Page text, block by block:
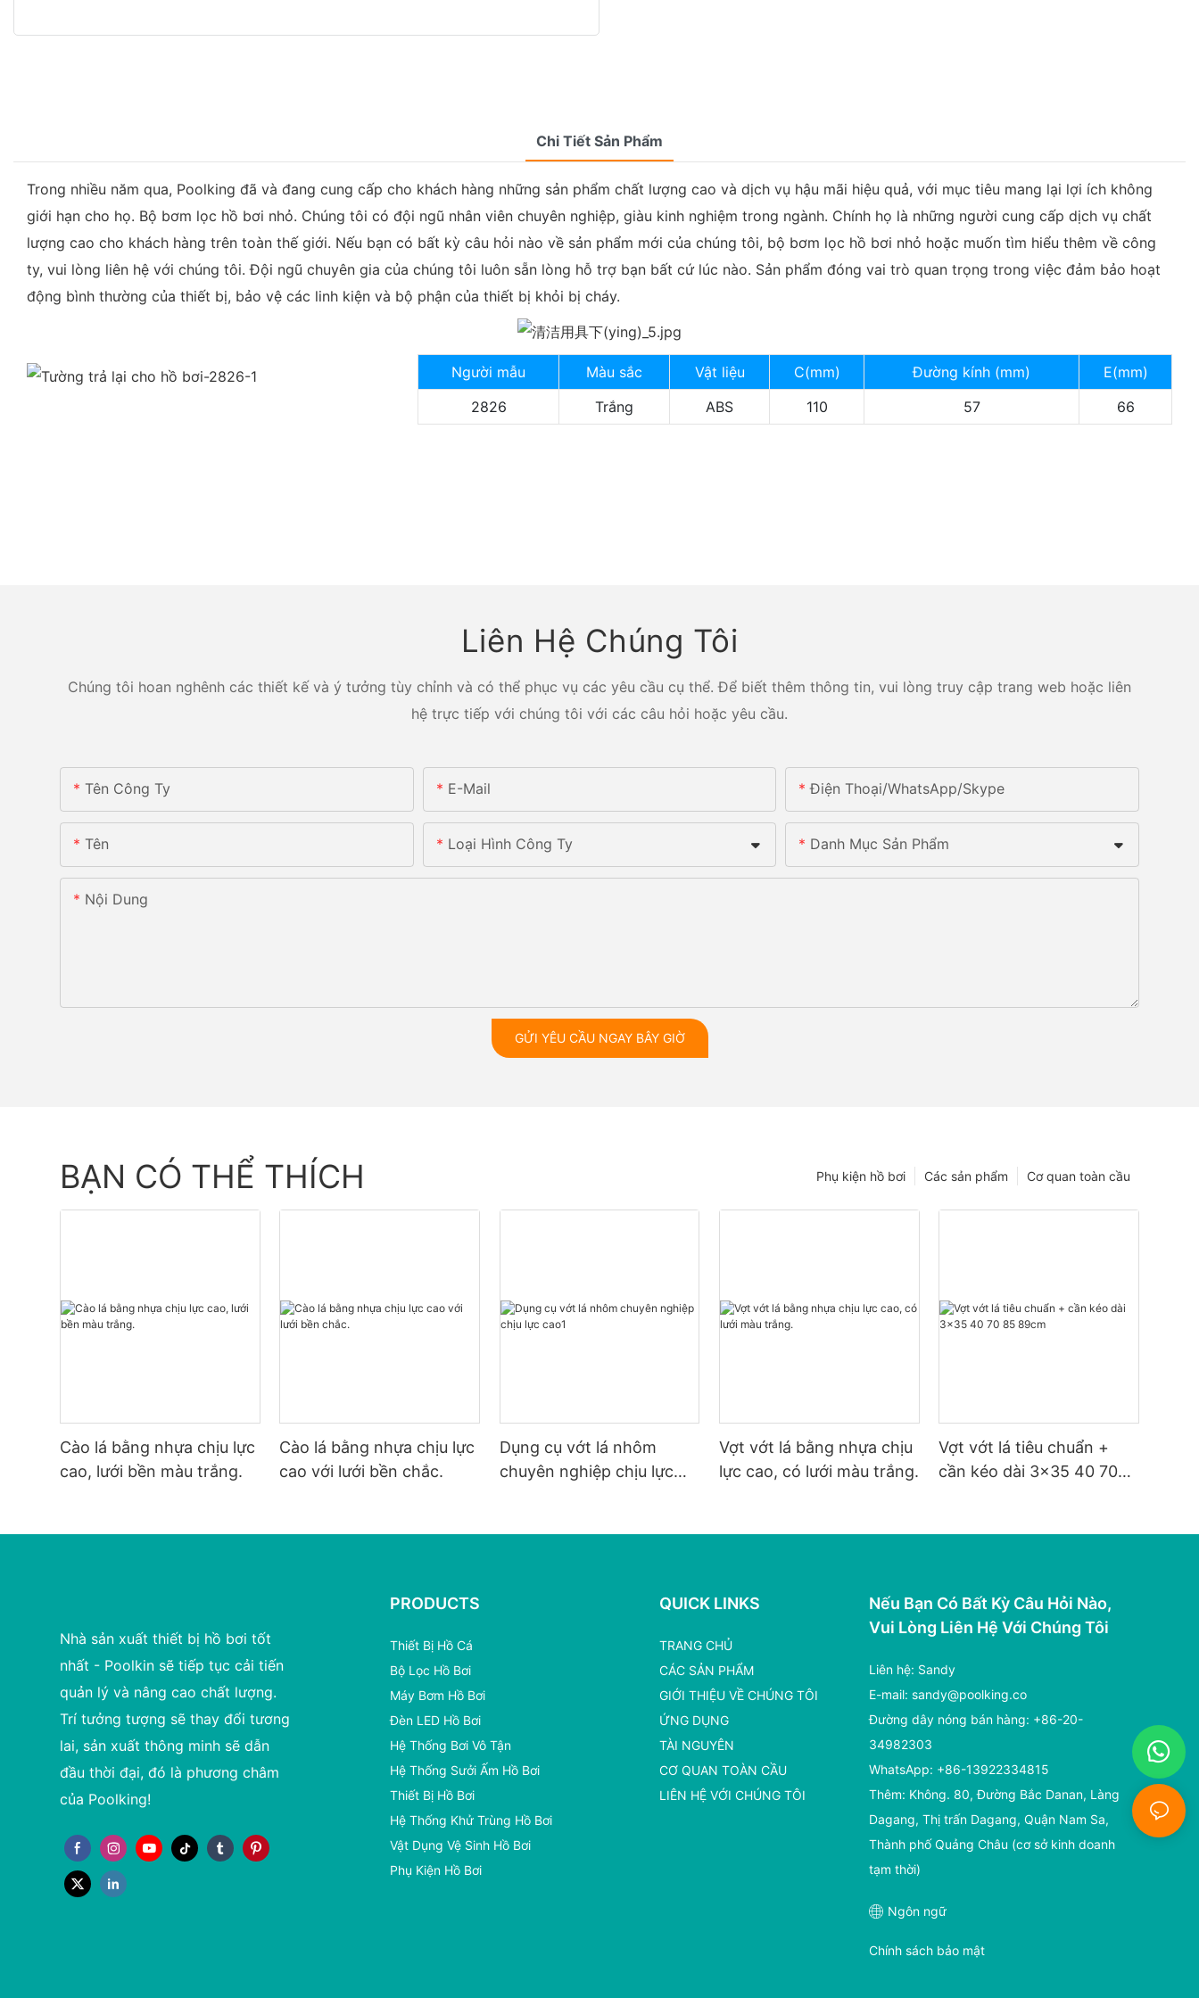
Chi Tiết Sản Phẩm
Trong nhiều năm qua, Poolking đã và đang cung cấp cho khách hàng những sản phẩm chất lượng cao và dịch vụ hậu mãi hiệu quả, với mục tiêu mang lại lợi ích không
giới hạn cho họ. Bộ bơm lọc hồ bơi nhỏ. Chúng tôi có đội ngũ nhân viên chuyên nghiệp, giàu kinh nghiệm trong ngành. Chính họ là những người cung cấp dịch vụ chất
lượng cao cho khách hàng trên toàn thế giới. Nếu bạn có bất kỳ câu hỏi nào về sản phẩm mới của chúng tôi, bộ bơm lọc hồ bơi nhỏ hoặc muốn tìm hiểu thêm về công
ty, vui lòng liên hệ với chúng tôi. Đội ngũ chuyên gia của chúng tôi luôn sẵn lòng hỗ trợ bạn bất cứ lúc nào. Sản phẩm đóng vai trò quan trọng trong việc đảm bảo hoạt
động bình thường của thiết bị, bảo vệ các linh kiện và bộ phận của thiết bị khỏi bị cháy.
Người mẫu Màu sắc Vật liệu C(mm) Đường kính (mm)
E(mm)
2826
Trắng ABS 110 57 66
Liên Hệ Chúng Tôi
Chúng tôi hoan nghênh các thiết kế và ý tưởng tùy chỉnh và có thể phục vụ các yêu cầu cụ thể. Để biết thêm thông tin, vui lòng truy cập trang web hoặc liên
hệ trực tiếp với chúng tôi với các câu hỏi hoặc yêu cầu.
Tên Công Ty E-Mail Điện Thoại/whatsApp/skype
Tên Loại Hình Công Ty Danh Mục Sản Phẩm
Nội Dung
GỬI YÊU CẦU NGAY BÂY GIỜ
BẠN CÓ THỂ THÍCH Cơ quan toàn cầu
Các sản phẩm
Phụ kiện hồ bơi
Cào lá bằng nhựa chịu lực
cao, lưới bền màu trắng.
Cào lá bằng nhựa chịu lực
cao với lưới bền chắc.
Dụng cụ vớt lá nhôm
chuyên nghiệp chịu lực
Vợt vớt lá bằng nhựa chịu
lực cao, có lưới màu trắng.
Vợt vớt lá tiêu chuẩn +
cần kéo dài 3x35 40 70
Nhà sản xuất thiết bị hồ bơi tốt
nhất - Poolkin sẽ tiếp tục cải tiến
quản lý và nâng cao chất lượng.
Trí tưởng tượng sẽ thay đổi tương
lai, sản xuất thông minh sẽ dẫn
đầu thời đại, đó là phương châm
của Poolking!
PRODUCTS
Thiết Bị Hồ Cá
Bộ Lọc Hồ Bơi
Máy Bơm Hồ Bơi
Đèn LED Hồ Bơi
Hệ Thống Bơi Vô Tận
Hệ Thống Sưởi Ấm Hồ Bơi
Thiết Bị Hồ Bơi
Hệ Thống Khử Trùng Hồ Bơi
Vật Dụng Vệ Sinh Hồ Bơi
Phụ Kiện Hồ Bơi
QUICK LINKS
TRANG CHỦ
CÁC SẢN PHẨM
GIỚI THIỆU VỀ CHÚNG TÔI
ỨNG DỤNG
TÀI NGUYÊN
CƠ QUAN TOÀN CẦU
LIÊN HỆ VỚI CHÚNG TÔI
Nếu Bạn Có Bất Kỳ Câu Hỏi Nào,
Vui Lòng Liên Hệ Với Chúng Tôi
Liên hệ: Sandy
E-mail:sandy@poolking.co
Đường dây nóng bán hàng: +86-20-
34982303
WhatsApp: +86-13922334815
Thêm: Không. 80, Đường Bắc Danan, Làng
Dagang, Thị trấn Dagang, Quận Nam Sa,
Thành phố Quảng Châu (cơ sở kinh doanh
tạm thời)
Ngôn ngữ
Chính sách bảo mật